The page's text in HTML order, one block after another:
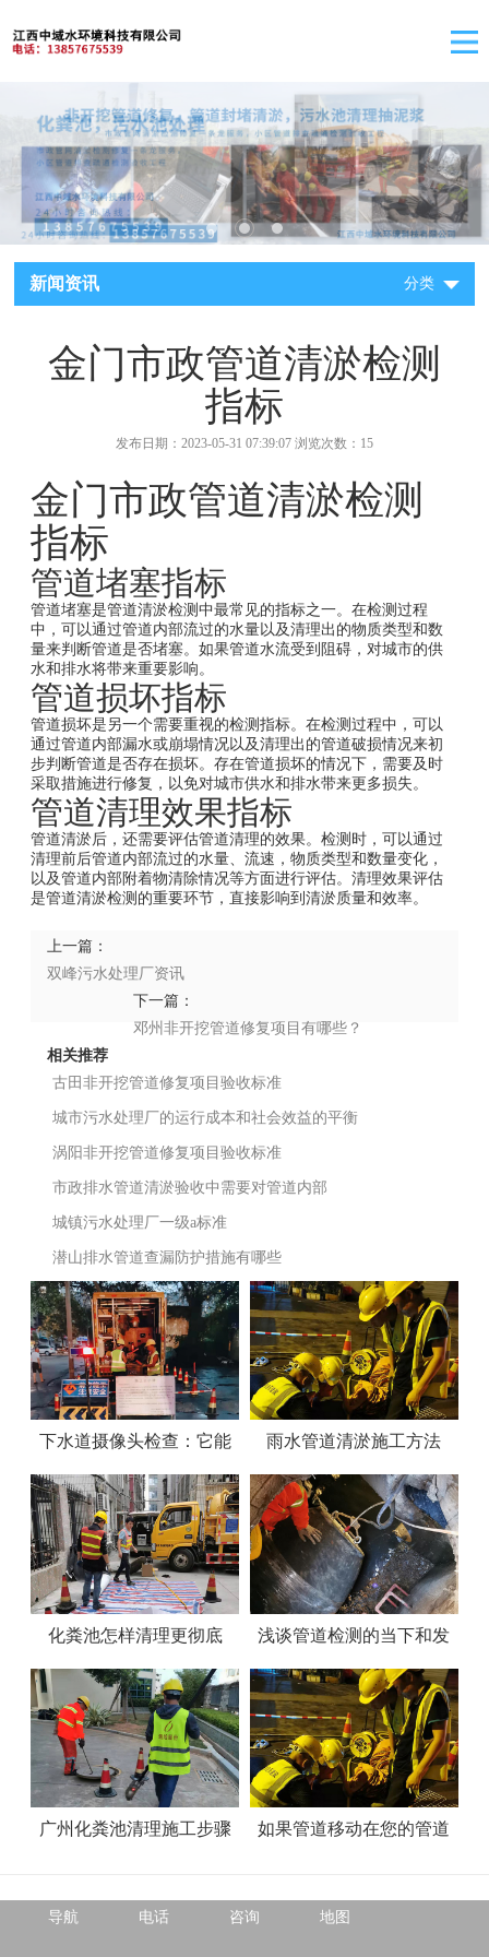
导航 电话 咨询 地图
新闻资讯 分类
金门市政管道清淤检测
指标
发布日期：2023-05-31 07:39:07 浏览次数：15
金门市政管道清淤检测
指标
管道堵塞指标
管道堵塞是管道清淤检测中最常见的指标之一。在检测过程
中，可以通过管道内部流过的水量以及清理出的物质类型和数
量来判断管道是否堵塞。如果管道水流受到阻碍，对城市的供
水和排水将带来重要影响。
管道损坏指标
管道损坏是另一个需要重视的检测指标。在检测过程中，可以
通过管道内部漏水或崩塌情况以及清理出的管道破损情况来初
步判断管道是否存在损坏。存在管道损坏的情况下，需要及时
采取措施进行修复，以免对城市供水和排水带来更多损失。
管道清理效果指标
管道清淤后，还需要评估管道清理的效果。检测时，可以通过
清理前后管道内部流过的水量、流速，物质类型和数量变化，
以及管道内部附着物清除情况等方面进行评估。清理效果评估
是管道清淤检测的重要环节，直接影响到清淤质量和效率。
上一篇：
双峰污水处理厂资讯
下一篇：
邓州非开挖管道修复项目有哪些？
相关推荐
古田非开挖管道修复项目验收标准
城市污水处理厂的运行成本和社会效益的平衡
涡阳非开挖管道修复项目验收标准
市政排水管道清淤验收中需要对管道内部
城镇污水处理厂一级a标准
潜山排水管道查漏防护措施有哪些
下水道摄像头检查：它能
找到什么，不能找到什么
雨水管道清淤施工方法
化粪池怎样清理更彻底 浅谈管道检测的当下和发
展
广州化粪池清理施工步骤 如果管道移动在您的管道
联系我们
Copyright © 2021 中域市政公司 版权所有
赣ICP备2021006325号